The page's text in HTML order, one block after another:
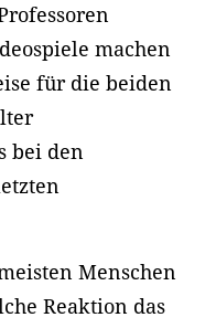
machen
für die beiden
bei den
Menschen
Reaktion das